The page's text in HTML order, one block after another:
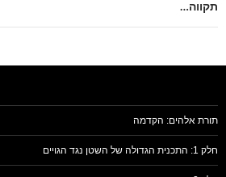
תקווה…
תורת אלהים: הקדמה
חלק 1: התכנית הגדולה של השטן נגד הגויים